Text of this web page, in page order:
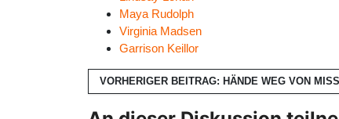
Maya Rudolph
Virginia Madsen
Garrison Keillor
VORHERIGER BEITRAG: HÄNDE WEG VON